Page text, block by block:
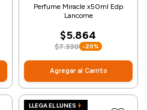
Perfume Miracle x50ml Edp
Lancome
$5.864
$7.330 -20%
Agregar al Carrito
LLEGA EL LUNES